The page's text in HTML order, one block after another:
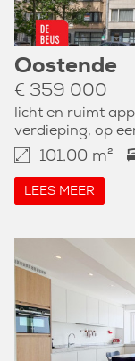
Oostende
€ 359 000
licht en ruimt
verdieping, op
101.00 m²
LEES MEER